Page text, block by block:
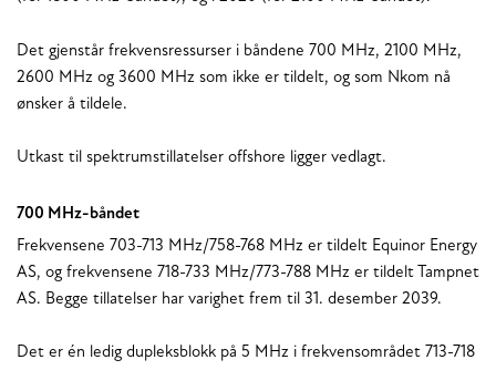
Det gjenstår frekvensressurser i båndene 700 MHz, 2100 MHz,
2600 MHz og 3600 MHz som ikke er tildelt, og som Nkom nå
ønsker å tildele.
Utkast til spektrumstillatelser offshore ligger vedlagt.
700 MHz-båndet
Frekvensene 703-713 MHz/758-768 MHz er tildelt Equinor Energy
AS, og frekvensene 718-733 MHz/773-788 MHz er tildelt Tampnet
AS. Begge tillatelser har varighet frem til 31. desember 2039.
Det er én ledig dupleksblokk på 5 MHz i frekvensområdet 713-718